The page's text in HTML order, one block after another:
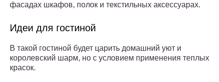
фасадах шкафов, полок и текстильных аксессуарах.
Идеи для гостиной
В такой гостиной будет царить домашний уют и
королевский шарм, но с условием применения теплых
красок.